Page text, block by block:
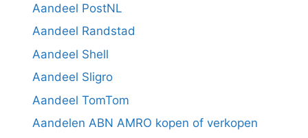
Aandeel PostNL
Aandeel Randstad
Aandeel Shell
Aandeel Sligro
Aandeel TomTom
Aandelen ABN AMRO kopen of verkopen